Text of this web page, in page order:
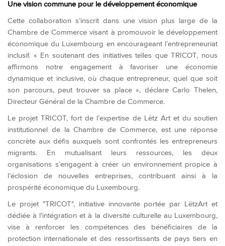
Une vision commune pour le développement économique
Cette collaboration s’inscrit dans une vision plus large de la
Chambre de Commerce visant à promouvoir le développement
économique du Luxembourg en encourageant l’entrepreneuriat
inclusif. « En soutenant des initiatives telles que TRICOT, nous
affirmons notre engagement à favoriser une économie
dynamique et inclusive, où chaque entrepreneur, quel que soit
son parcours, peut trouver sa place », déclare Carlo Thelen,
Directeur Général de la Chambre de Commerce.
Le projet TRICOT, fort de l’expertise de Lëtz Art et du soutien
institutionnel de la Chambre de Commerce, est une réponse
concrète aux défis auxquels sont confrontés les entrepreneurs
migrants. En mutualisant leurs ressources, les deux
organisations s’engagent à créer un environnement propice à
l’éclosion de nouvelles entreprises, contribuant ainsi à la
prospérité économique du Luxembourg.
Le projet "TRICOT", initiative innovante portée par LëtzArt et
dédiée à l'intégration et à la diversité culturelle au Luxembourg,
vise à renforcer les compétences des bénéficiaires de la
protection internationale et des ressortissants de pays tiers en